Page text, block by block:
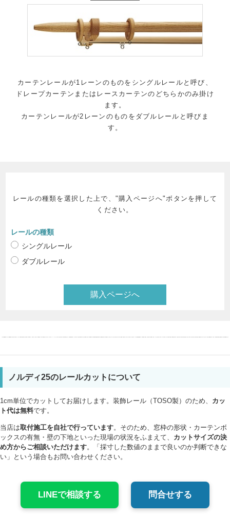
カーテンレールが1レーンのものをシングルレールと呼び、
ドレープカーテンまたはレースカーテンのどちらかのみ掛け
ます。
カーテンレールが2レーンのものをダブルレールと呼びま
す。
レールの種類を選択した上で、"購入ページへ"ボタンを押して
ください。
レールの種類
シングルレール
ダブルレール
購入ページへ
ノルディ25のレールカットについて
1cm単位でカットしてお届けします。装飾レール（TOSO製）のため、 カッ
ト代は無料です。
当店は取付施工を自社で行っています。そのため、窓枠の形状・カーテンボ
ックスの有無・壁の下地といった現場の状況をふまえて、 カットサイズの決
め方からご相談いただけます。「採寸した数値のままで良いのか判断できな
い」という場合もお問い合わせください。
LINEで相談する 問合せする